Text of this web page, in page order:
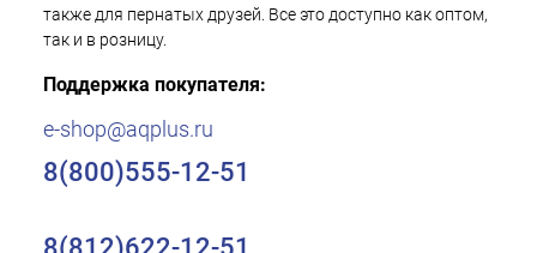
также для пернатых друзей. Все это доступно как оптом,
так и в розницу.
Поддержка покупателя:
e-shop@aqplus.ru
8(800)555-12-51